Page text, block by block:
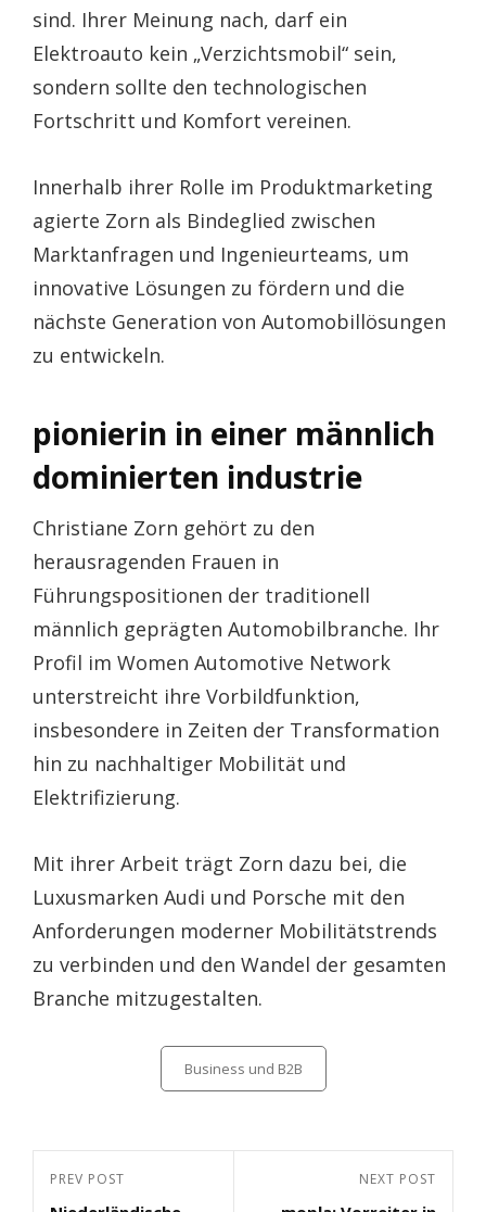
sind. Ihrer Meinung nach, darf ein
Elektroauto kein „Verzichtsmobil“ sein,
sondern sollte den technologischen
Fortschritt und Komfort vereinen.
Innerhalb ihrer Rolle im Produktmarketing
agierte Zorn als Bindeglied zwischen
Marktanfragen und Ingenieurteams, um
innovative Lösungen zu fördern und die
nächste Generation von Automobillösungen
zu entwickeln.
pionierin in einer männlich
dominierten industrie
Christiane Zorn gehört zu den
herausragenden Frauen in
Führungspositionen der traditionell
männlich geprägten Automobilbranche. Ihr
Profil im Women Automotive Network
unterstreicht ihre Vorbildfunktion,
insbesondere in Zeiten der Transformation
hin zu nachhaltiger Mobilität und
Elektrifizierung.
Mit ihrer Arbeit trägt Zorn dazu bei, die
Luxusmarken Audi und Porsche mit den
Anforderungen moderner Mobilitätstrends
zu verbinden und den Wandel der gesamten
Branche mitzugestalten.
Business und B2B
Beitragsnavigation
Previous
PREV POST NEXT POST